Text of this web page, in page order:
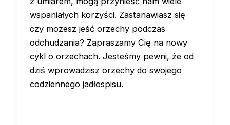
wspaniałych korzyści. Zastanawiasz się
czy możesz jeść orzechy podczas
odchudzania? Zapraszamy Cię na nowy
cykl o orzechach. Jesteśmy pewni, że od
dziś wprowadzisz orzechy do swojego
codziennego jadłospisu.